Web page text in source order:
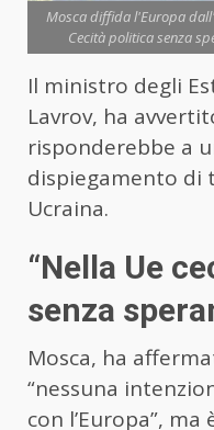
Mosca diffida l'Europa
Cecità politica senza
Il ministro degli
Lavrov, ha
risponderebbe a
dispiegamento di
Ucraina.
“Nella Ue
senza
Mosca, ha
“nessuna
con l’Europa”,